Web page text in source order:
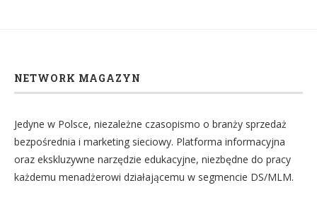
NETWORK MAGAZYN
Jedyne w Polsce, niezależne czasopismo o branży sprzedaż
bezpośrednia i marketing sieciowy. Platforma informacyjna
oraz ekskluzywne narzędzie edukacyjne, niezbędne do pracy
każdemu menadżerowi działającemu w segmencie DS/MLM.